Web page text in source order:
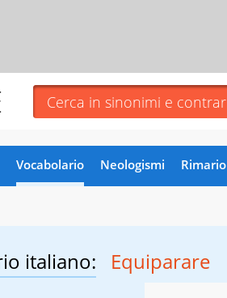
Vocabolario Neologismi Rimario
italiano: Equiparare